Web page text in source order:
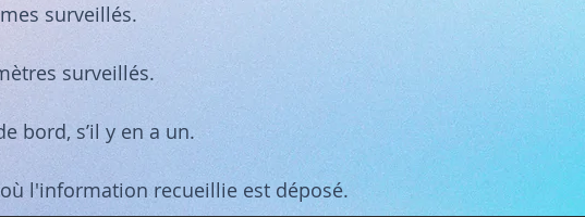
surveillés.
surveillés.
bord, s’il y en a un.
l'information recueillie est déposé.